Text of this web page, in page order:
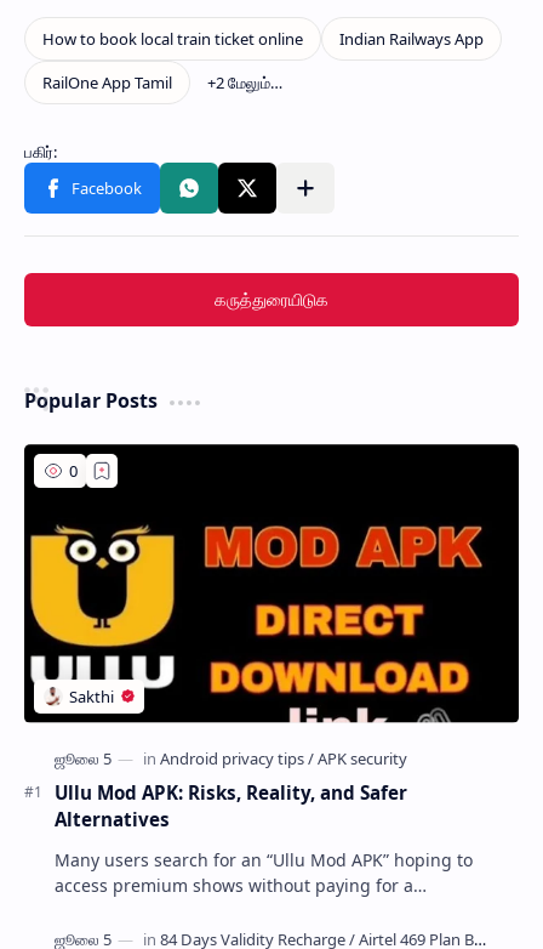
கருத்துரையிடுக
Popular Posts
Ullu Mod APK: Risks, Reality, and Safer
Alternatives
Many users search for an “Ullu Mod APK” hoping to
access premium shows without paying for a
…